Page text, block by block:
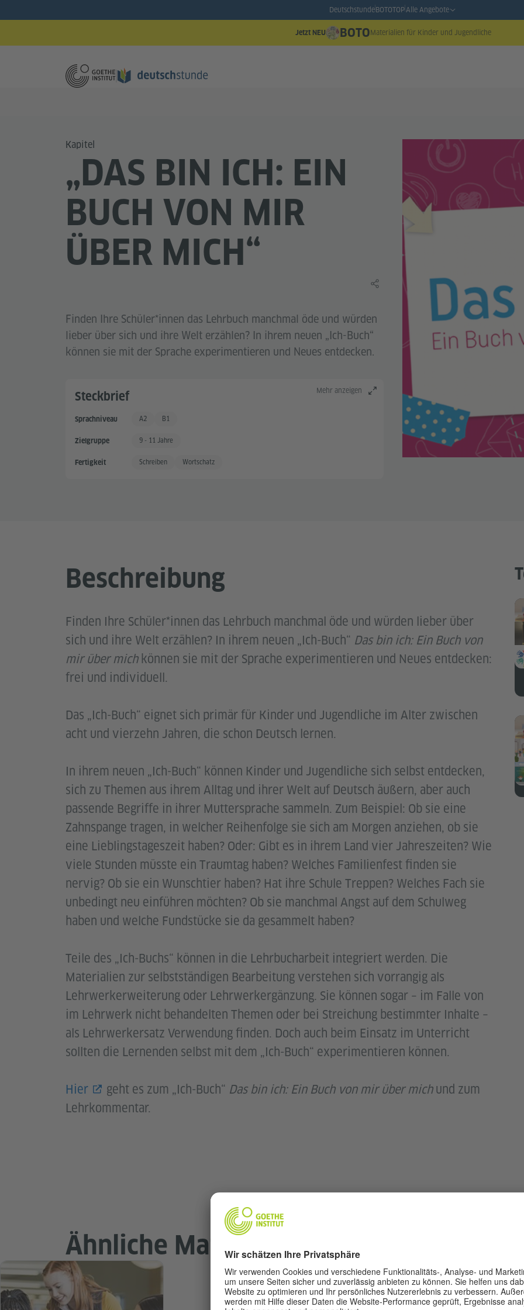
DeutschstundeBOTOTOPAlle Angebote
Jetzt NEU BOTOMaterialien für Kinder und Jugendliche
Kapitel
„DAS BIN ICH: EIN
BUCH VON MIR
ÜBER MICH“
Lerninhalt teilen
Finden Ihre Schüler*innen das Lehrbuch manchmal öde und würden
lieber über sich und ihre Welt erzählen? In ihrem neuen „Ich-Buch“
können sie mit der Sprache experimentieren und Neues entdecken.
Mehr anzeigen
Steckbrief
Sprachniveau Grundkenntnisse +
A2 Gute Sprachkenntnisse
B1
Zielgruppe 9 - 11 Jahre
Fertigkeit Schreiben Wortschatz
Beschreibung
Finden Ihre Schüler*innen das Lehrbuch manchmal öde und würden lieber über
sich und ihre Welt erzählen? In ihrem neuen „Ich-Buch“ Das bin ich: Ein Buch von
mir über michkönnen sie mit der Sprache experimentieren und Neues entdecken:
frei und individuell.
Das „Ich-Buch“ eignet sich primär für Kinder und Jugendliche im Alter zwischen
acht und vierzehn Jahren, die schon Deutsch lernen.
In ihrem neuen „Ich-Buch“ können Kinder und Jugendliche sich selbst entdecken,
sich zu Themen aus ihrem Alltag und ihrer Welt auf Deutsch äußern, aber auch
passende Begriffe in ihrer Muttersprache sammeln. Zum Beispiel: Ob sie eine
Zahnspange tragen, in welcher Reihenfolge sie sich am Morgen anziehen, ob sie
eine Lieblingstageszeit haben? Oder: Gibt es in ihrem Land vier Jahreszeiten? Wie
viele Stunden müsste ein Traumtag haben? Welches Familienfest finden sie
nervig? Ob sie ein Wunschtier haben? Hat ihre Schule Treppen? Welches Fach sie
unbedingt neu einführen möchten? Ob sie manchmal Angst auf dem Schulweg
haben und welche Fundstücke sie da gesammelt haben?
Teile des „Ich-Buchs“ können in die Lehrbucharbeit integriert werden. Die
Materialien zur selbstständigen Bearbeitung verstehen sich vorrangig als
Lehrwerkerweiterung oder Lehrwerkergänzung. Sie können sogar – im Falle von
im Lehrwerk nicht behandelten Themen oder bei Streichung bestimmter Inhalte –
als Lehrwerkersatz Verwendung finden. Doch auch beim Einsatz im Unterricht
sollten die Lernenden selbst mit dem „Ich-Buch“ experimentieren können.
Hier geht es zum „Ich-Buch“ Das bin ich: Ein Buch von mir über michund zum
Lehrkommentar.
Ähnliche Materialien